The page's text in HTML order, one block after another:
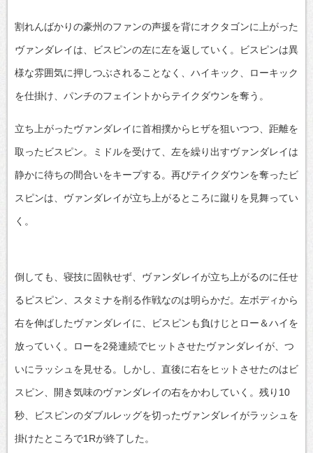
割れんばかりの豪州のファンの声援を背にオクタゴンに上がった
ヴァンダレイは、ビスピンの左に左を返していく。ビスピンは異
様な雰囲気に押しつぶされることなく、ハイキック、ローキック
を仕掛け、パンチのフェイントからテイクダウンを奪う。
立ち上がったヴァンダレイに首相撲からヒザを狙いつつ、距離を
取ったビスピン。ミドルを受けて、左を繰り出すヴァンダレイは
静かに待ちの間合いをキープする。再びテイクダウンを奪ったビ
スピンは、ヴァンダレイが立ち上がるところに蹴りを見舞ってい
く。
倒しても、寝技に固執せず、ヴァンダレイが立ち上がるのに任せ
るピスピン、スタミナを削る作戦なのは明らかだ。左ボディから
右を伸ばしたヴァンダレイに、ビスピンも負けじとロー＆ハイを
放っていく。ローを2発連続でヒットさせたヴァンダレイが、つ
いにラッシュを見せる。しかし、直後に右をヒットさせたのはビ
スピン、開き気味のヴァンダレイの右をかわしていく。残り10
秒、ビスピンのダブルレッグを切ったヴァンダレイがラッシュを
掛けたところで1Rが終了した。